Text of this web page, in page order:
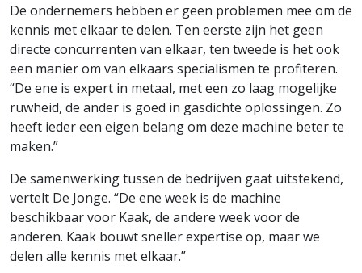
De ondernemers hebben er geen problemen mee om de
kennis met elkaar te delen. Ten eerste zijn het geen
directe concurrenten van elkaar, ten tweede is het ook
een manier om van elkaars specialismen te profiteren.
“De ene is expert in metaal, met een zo laag mogelijke
ruwheid, de ander is goed in gasdichte oplossingen. Zo
heeft ieder een eigen belang om deze machine beter te
maken.”
De samenwerking tussen de bedrijven gaat uitstekend,
vertelt De Jonge. “De ene week is de machine
beschikbaar voor Kaak, de andere week voor de
anderen. Kaak bouwt sneller expertise op, maar we
delen alle kennis met elkaar.”